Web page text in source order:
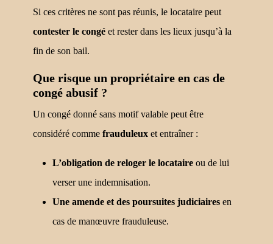
Si ces critères ne sont pas réunis, le locataire peut
contester le congé et rester dans les lieux jusqu’à la
fin de son bail.
Que risque un propriétaire en cas de
congé abusif ?
Un congé donné sans motif valable peut être
considéré comme frauduleux et entraîner :
L’obligation de reloger le locataire ou de lui
verser une indemnisation.
Une amende et des poursuites judiciaires en
cas de manœuvre frauduleuse.